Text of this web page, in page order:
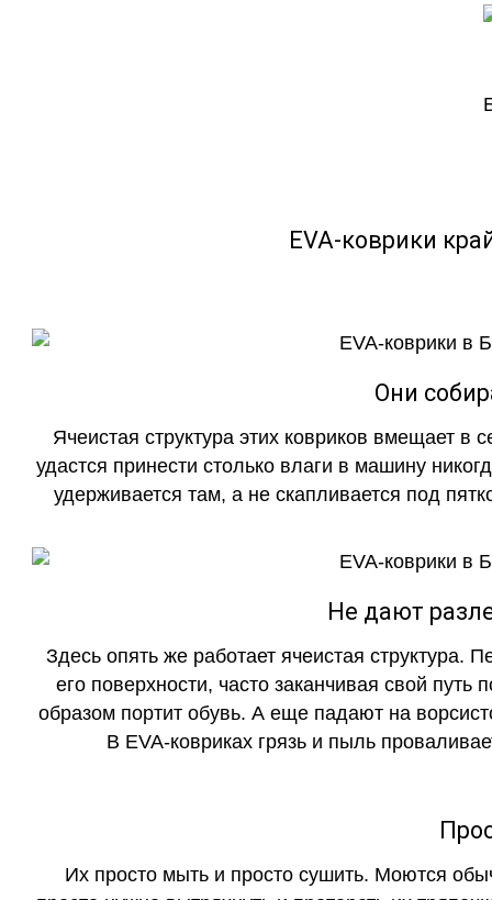
EVA-коврики
Они
Ячеистая структура этих ковриков вмещает в
удастся принести столько влаги в машину
удерживается там, а не скапливается под
Не дают
Здесь опять же работает ячеистая структура.
его поверхности, часто заканчивая свой
образом портит обувь. А еще падают на
В EVA-ковриках грязь и пыль
Их просто мыть и просто сушить. Моются